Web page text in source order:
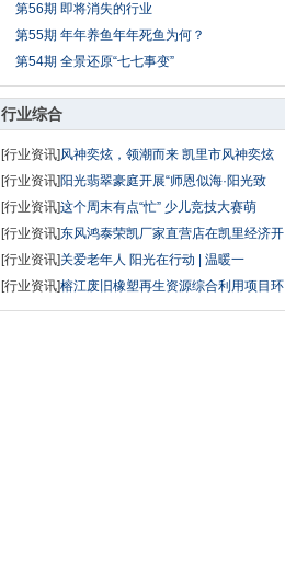
第56期 即将消失的行业
第55期 年年养鱼年年死鱼为何？
第54期 全景还原“七七事变”
行业综合
[行业资讯]风神奕炫，领潮而来 凯里市风神奕炫
[行业资讯]阳光翡翠豪庭开展“师恩似海·阳光致
[行业资讯]这个周末有点“忙” 少儿竞技大赛萌
[行业资讯]东风鸿泰荣凯厂家直营店在凯里经济开
[行业资讯]关爱老年人 阳光在行动 | 温暖一
[行业资讯]榕江废旧橡塑再生资源综合利用项目环